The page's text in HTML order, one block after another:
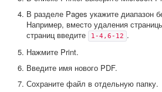
В разделе Pages укажите диапазон
Например, вместо удаления
страниц введите
1-4,6-12 .
Нажмите Print.
Введите имя нового PDF.
Сохраните файл в отдельную папку.